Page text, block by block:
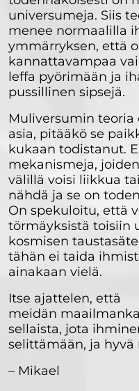
universumeja. Siis
menee normaalilla
ymmärryksen, että
kannattavampaa
leffa pyörimään ja
pussillinen sipsejä.
Muliversumin
asia, pitääkö se
kukaan todistanut.
mekanismeja,
välillä voisi liikkua
nähdä ja se on
On spekuloitu, että
törmäyksistä toisiin
kosmisen
tähän ei taida
ainakaan vielä.
Itse ajattelen, että
meidän
sellaista, jota
selittämään, ja hyvä
– Mikael